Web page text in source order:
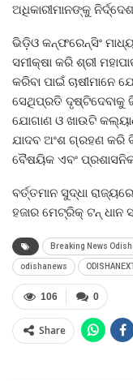
ଅଧିକାରୀମାନଙ୍କୁ
ଭିଡ଼ିଓ କନ୍‍ଫରେନ୍ସିଂ
ସମୀକ୍ଷା କରି ଶ୍ରୀ
କରିବା ପାଇଁ ଚାଷୀମାନେ
ସେଥିପ୍ରତି ଦୃଷ୍ଟିଦେବାକୁ
ଯୋଗାଣ ଓ ଖାଉଟି
ଯାଦବ ଅଂଶ ଗ୍ରହଣ କରି
ବୈଷୟିକ ଏବଂ
ବର୍ତ୍ତମାନ ସୁଦ୍ଧା
ହଜାର ମେଟ୍ରିକ୍‍ ଟନ୍‍ ଧାନ
Breaking News
odishanews
0
106
Share